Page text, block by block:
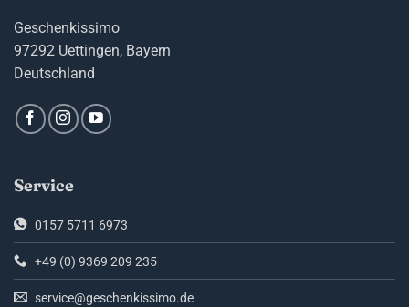
Geschenkissimo
97292 Uettingen, Bayern
Deutschland
Service
0157 5711 6973
+49 (0) 9369 209 235
service@geschenkissimo.de